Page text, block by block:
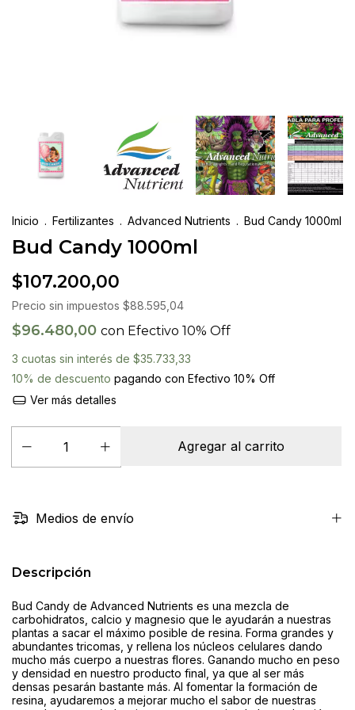
Inicio . Fertilizantes . Advanced Nutrients . Bud Candy 1000ml
Bud Candy 1000ml
$107.200,00
Precio sin impuestos $88.595,04
$96.480,00 con Efectivo 10% Off
3 cuotas sin interés de $35.733,33
10% de descuento pagando con Efectivo 10% Off
Ver más detalles
Medios de envío
Descripción
Bud Candy de Advanced Nutrients es una mezcla de
carbohidratos, calcio y magnesio que le ayudarán a nuestras
plantas a sacar el máximo posible de resina. Forma grandes y
abundantes tricomas, y rellena los núcleos celulares dando
mucho más cuerpo a nuestras flores. Ganando mucho en peso
y densidad en nuestro producto final, ya que al ser más
densas pesarán bastante más. Al fomentar la formación de
resina, ayudaremos a mejorar mucho el sabor de nuestras